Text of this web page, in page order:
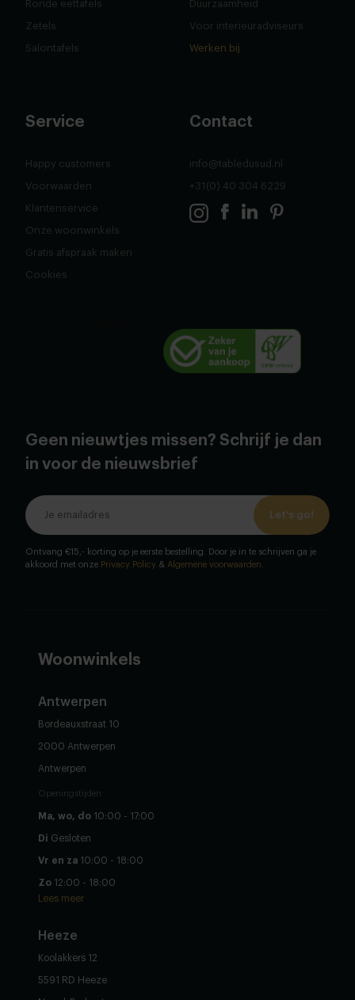
Ronde eettafels
Zetels
Salontafels
Duurzaamheid
Voor interieuradviseurs
Werken bij
Service
Happy customers
Voorwaarden
Klantenservice
Onze woonwinkels
Gratis afspraak maken
Cookies
Contact
info@tabledusud.nl
+31(0) 40 304 6229
Geen nieuwtjes missen? Schrijf je dan
in voor de nieuwsbrief
Let's go!
Ontvang €15,- korting op je eerste bestelling. Door je in te schrijven ga je
akkoord met onze Privacy Policy & Algemene voorwaarden.
Woonwinkels
Antwerpen
Bordeauxstraat 10
2000 Antwerpen
Antwerpen
Openingstijden
Ma, wo, do 10:00 - 17:00
Di Gesloten
Vr en za 10:00 - 18:00
Zo 12:00 - 18:00
Lees meer
Heeze
Koolakkers 12
5591 RD Heeze